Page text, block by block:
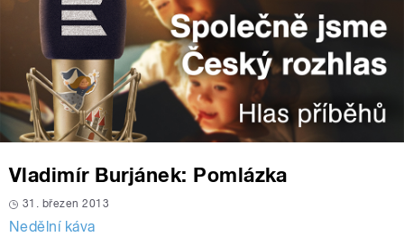
Vladimír Burjánek: Pomlázka
31. březen 2013
Nedělní káva